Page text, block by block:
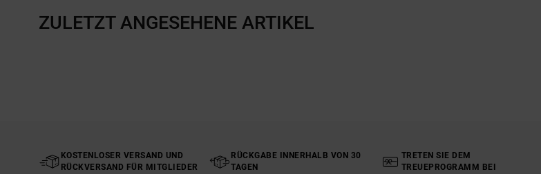
ZULETZT ANGESEHENE ARTIKEL
KOSTENLOSER VERSAND UND
RÜCKVERSAND FÜR MITGLIEDER
RÜCKGABE INNERHALB VON 30
TAGEN
TRETEN SIE DEM
TREUEPROGRAMM BEI